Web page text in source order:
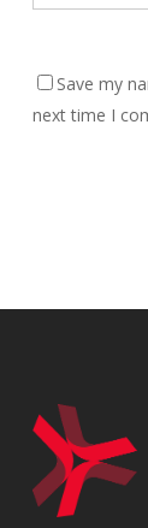
Save my
next time I